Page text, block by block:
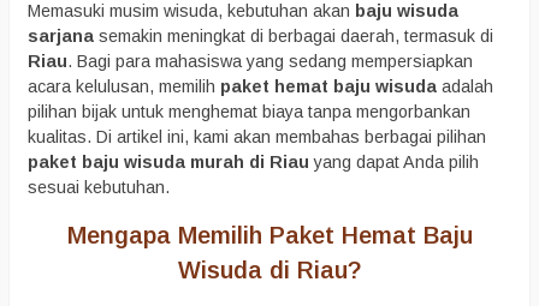
Memasuki musim wisuda, kebutuhan akan baju wisuda
sarjana semakin meningkat di berbagai daerah, termasuk di
Riau. Bagi para mahasiswa yang sedang mempersiapkan
acara kelulusan, memilih paket hemat baju wisuda adalah
pilihan bijak untuk menghemat biaya tanpa mengorbankan
kualitas. Di artikel ini, kami akan membahas berbagai pilihan
paket baju wisuda murah di Riau yang dapat Anda pilih
sesuai kebutuhan.
Mengapa Memilih Paket Hemat Baju
Wisuda di Riau?